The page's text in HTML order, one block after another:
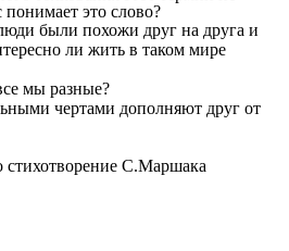
это слово?
были похожи друг на друга и
ли жить в таком мире
мы разные?
чертами дополняют друг от
С.Маршака